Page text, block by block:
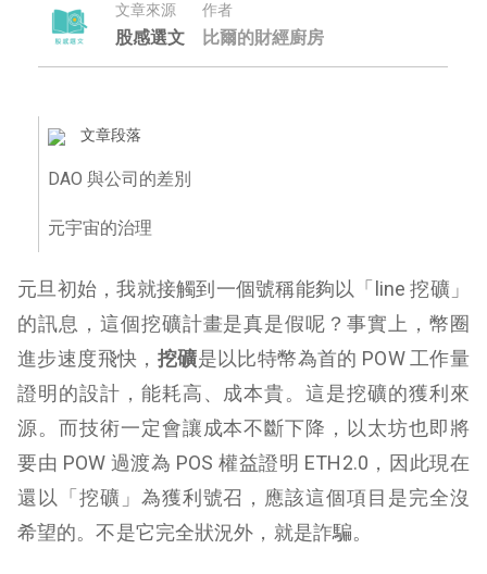
文章來源
股感選文
作者
比爾的財經廚房
文章段落
DAO 與公司的差別
元宇宙的治理
元旦初始，我就接觸到一個號稱能夠以「line 挖礦」
的訊息，這個挖礦計畫是真是假呢？事實上，幣圈
進步速度飛快， 挖礦是以比特幣為首的 POW 工作量
證明的設計，能耗高、成本貴。這是挖礦的獲利來
源。而技術一定會讓成本不斷下降，以太坊也即將
要由 POW 過渡為 POS 權益證明 ETH2.0，因此現在
還以「挖礦」為獲利號召，應該這個項目是完全沒
希望的。不是它完全狀況外，就是詐騙。